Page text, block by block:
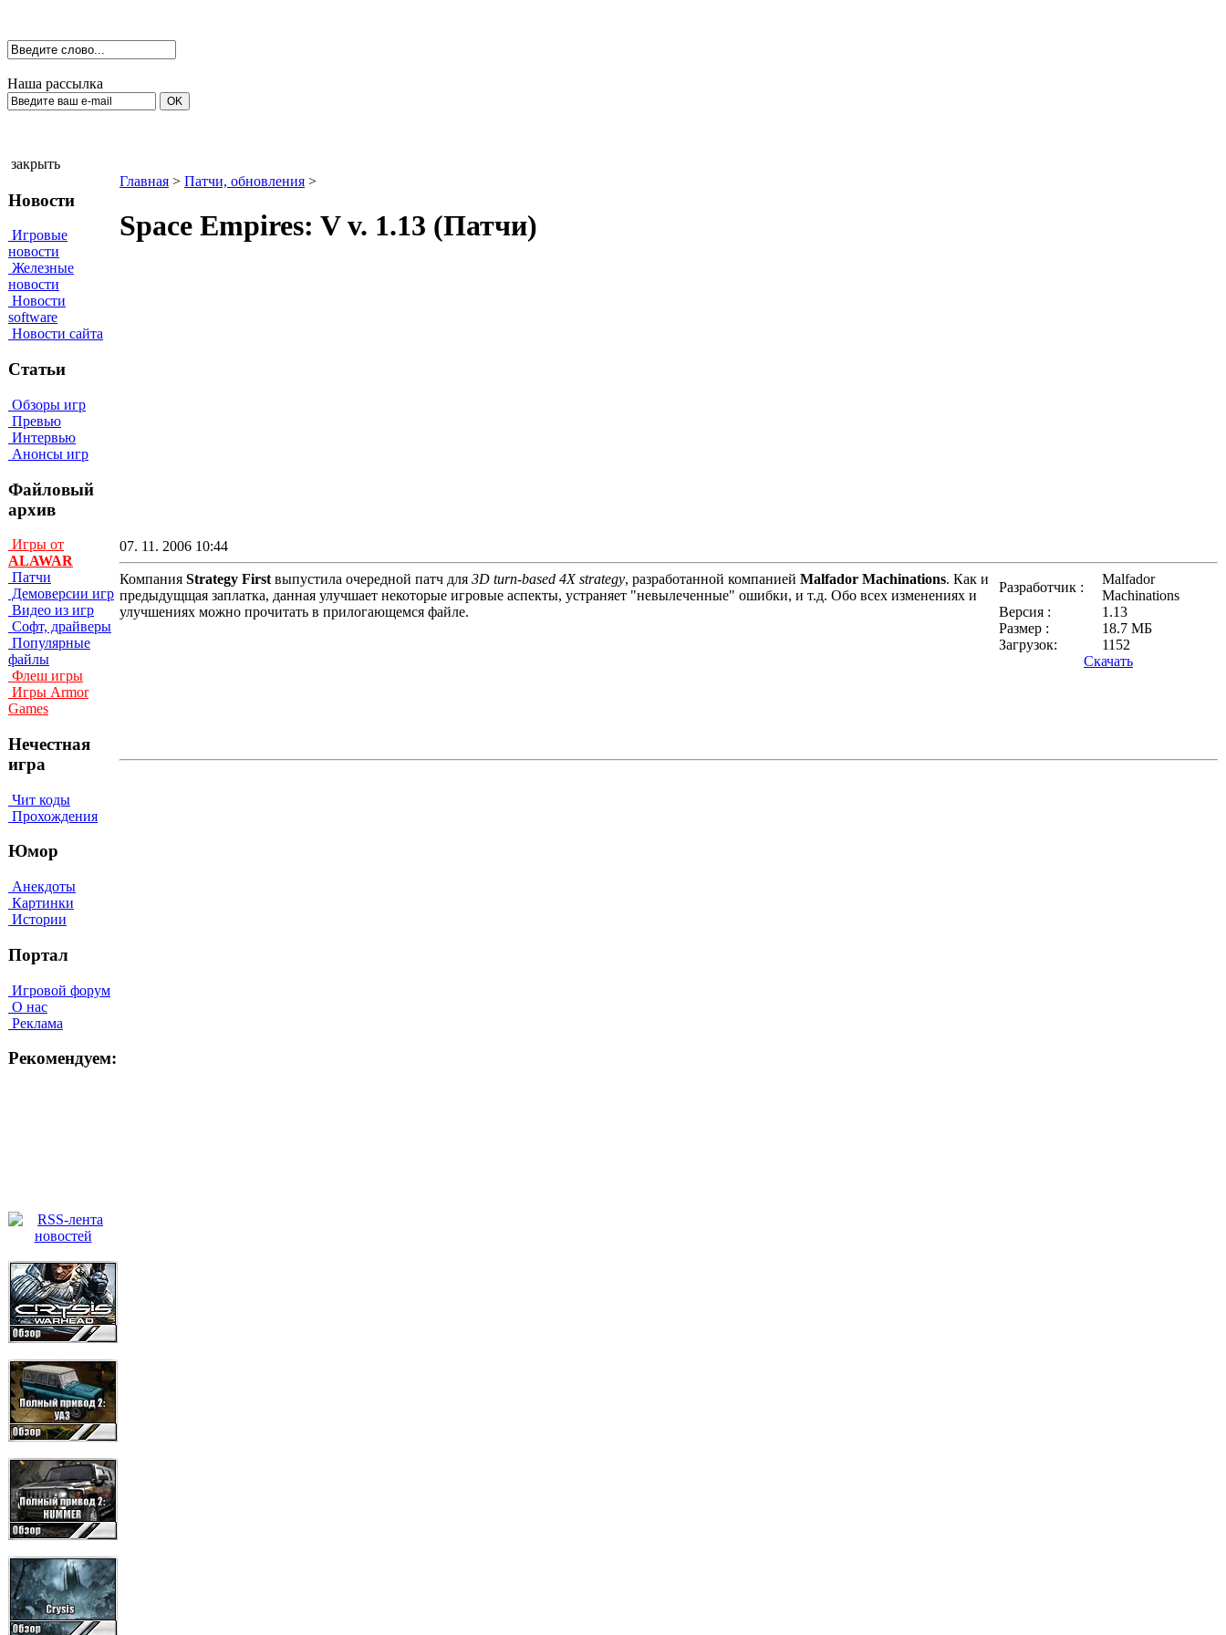
Наша рассылка
закрыть
Новости
Игровые
новости
Железные
новости
Новости
software
Новости сайта
Статьи
Обзоры игр
Превью
Интервью
Анонсы игр
Файловый
архив
Игры от
ALAWAR
Патчи
Демоверсии игр
Видео из игр
Софт, драйверы
Популярные
файлы
Флеш игры
Игры Armor
Games
Нечестная
игра
Чит коды
Прохождения
Юмор
Анекдоты
Картинки
Истории
Портал
Игровой форум
О нас
Реклама
Рекомендуем:
Главная > Патчи, обновления >
Space Empires: V v. 1.13 (Патчи)
07. 11. 2006 10:44
Разработчик :
Malfador
Machinations
Версия :
1.13
Размер :
18.7 МБ
Загрузок:
1152
Скачать
Компания Strategy First выпустила очередной патч для 3D turn-based 4X strategy, разработанной компанией Malfador Machinations. Как и
предыдущщая заплатка, данная улучшает некоторые игровые аспекты, устраняет "невылеченные" ошибки, и т.д. Обо всех изменениях и
улучшениях можно прочитать в прилогающемся файле.